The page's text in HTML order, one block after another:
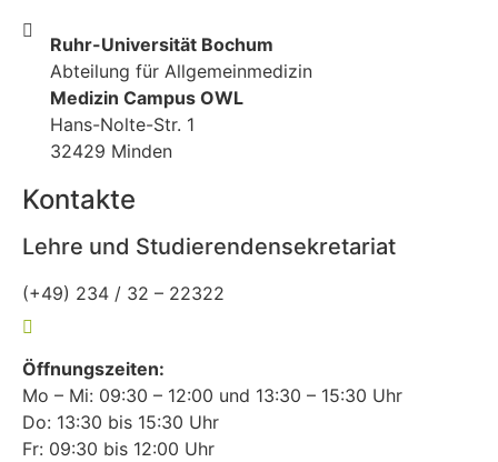
Ruhr-Universität Bochum
Abteilung für Allgemeinmedizin
Medizin Campus OWL
Hans-Nolte-Str. 1
32429 Minden
Kontakte
Lehre und Studierendensekretariat
(+49) 234 / 32 – 22322
Öffnungszeiten:
Mo – Mi: 09:30 – 12:00 und 13:30 – 15:30 Uhr
Do: 13:30 bis 15:30 Uhr
Fr: 09:30 bis 12:00 Uhr